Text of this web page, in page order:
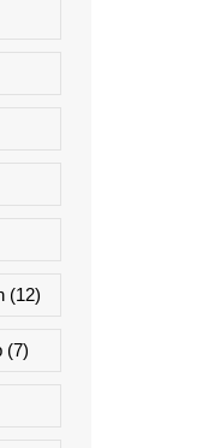
(12)
(7)